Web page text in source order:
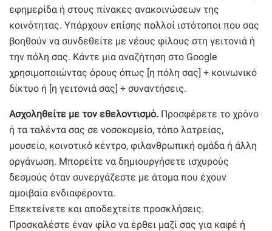
εφημερίδα ή στους πίνακες ανακοινώσεων της
κοινότητας. Υπάρχουν επίσης πολλοί ιστότοποι που σας
βοηθούν να συνδεθείτε με νέους φίλους στη γειτονιά ή
την πόλη σας. Κάντε μια αναζήτηση στο Google
χρησιμοποιώντας όρους όπως [η πόλη σας] + κοινωνικό
δίκτυο ή [η γειτονιά σας] + συναντήσεις.
Ασχοληθείτε με τον εθελοντισμό. Προσφέρετε το χρόνο
ή τα ταλέντα σας σε νοσοκομείο, τόπο λατρείας,
μουσείο, κοινοτικό κέντρο, φιλανθρωπική ομάδα ή άλλη
οργάνωση. Μπορείτε να δημιουργήσετε ισχυρούς
δεσμούς όταν συνεργάζεστε με άτομα που έχουν
αμοιβαία ενδιαφέροντα.
Επεκτείνετε και αποδεχτείτε προσκλήσεις.
Προσκαλέστε έναν φίλο να έρθει μαζί σας για καφέ ή